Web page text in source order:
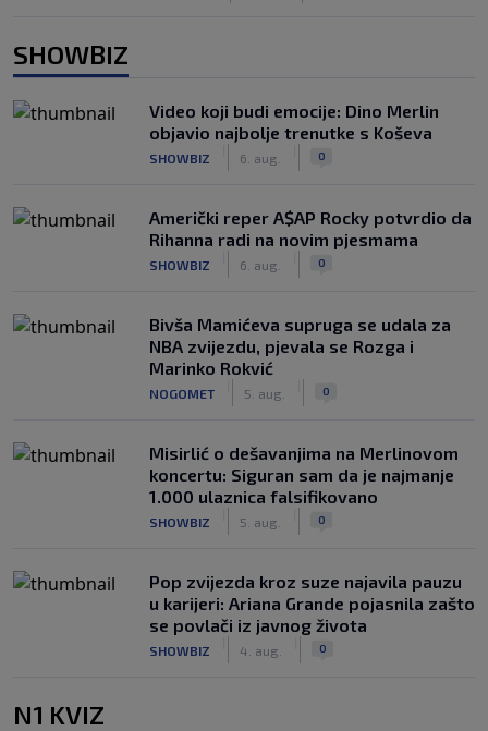
SHOWBIZ
Video koji budi emocije: Dino Merlin
objavio najbolje trenutke s Koševa
SHOWBIZ 6. aug. 0
Američki reper A$AP Rocky potvrdio da
Rihanna radi na novim pjesmama
SHOWBIZ 6. aug. 0
Bivša Mamićeva supruga se udala za
NBA zvijezdu, pjevala se Rozga i
Marinko Rokvić
NOGOMET 5. aug. 0
Misirlić o dešavanjima na Merlinovom
koncertu: Siguran sam da je najmanje
1.000 ulaznica falsifikovano
SHOWBIZ 5. aug. 0
Pop zvijezda kroz suze najavila pauzu
u karijeri: Ariana Grande pojasnila zašto
se povlači iz javnog života
SHOWBIZ 4. aug. 0
N1 KVIZ